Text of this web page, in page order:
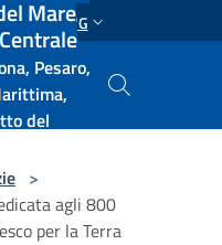
ENG
Mare
Pesaro,
del
>
agli 800
per la Terra